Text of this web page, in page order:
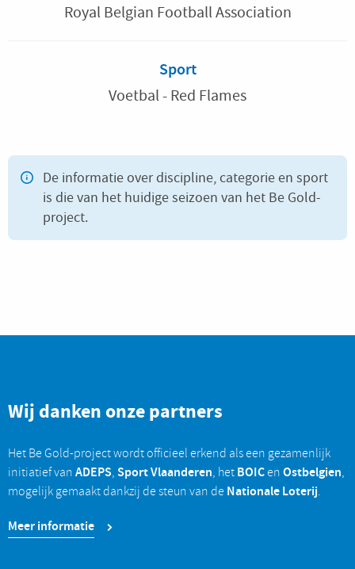
Royal Belgian Football Association
Sport
Voetbal - Red Flames
De informatie over discipline, categorie en sport
is die van het huidige seizoen van het Be Gold-
project.
Wij danken onze partners
Het Be Gold-project wordt officieel erkend als een gezamenlijk
initiatief van ADEPS, Sport Vlaanderen, het BOICen Ostbelgien,
mogelijk gemaakt dankzij de steun van de Nationale Loterij.
Meer informatie